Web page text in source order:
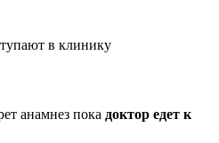
в клинику
анамнез пока доктор едет к